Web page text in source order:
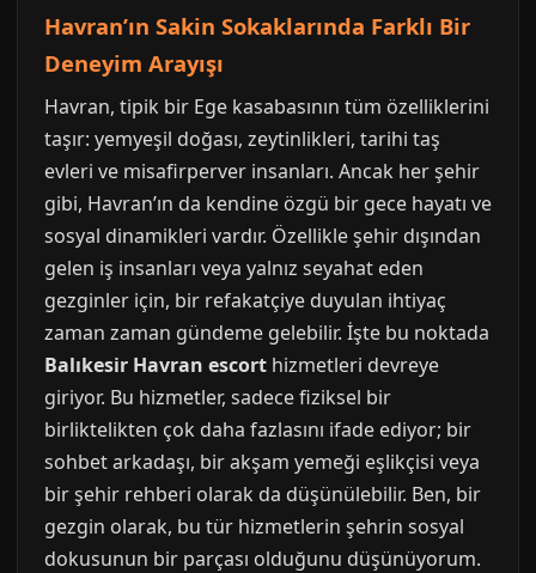
Havran’ın Sakin Sokaklarında Farklı Bir
Deneyim Arayışı
Havran, tipik bir Ege kasabasının tüm özelliklerini
taşır: yemyeşil doğası, zeytinlikleri, tarihi taş
evleri ve misafirperver insanları. Ancak her şehir
gibi, Havran’ın da kendine özgü bir gece hayatı ve
sosyal dinamikleri vardır. Özellikle şehir dışından
gelen iş insanları veya yalnız seyahat eden
gezginler için, bir refakatçiye duyulan ihtiyaç
zaman zaman gündeme gelebilir. İşte bu noktada
Balıkesir Havran escort hizmetleri devreye
giriyor. Bu hizmetler, sadece fiziksel bir
birliktelikten çok daha fazlasını ifade ediyor; bir
sohbet arkadaşı, bir akşam yemeği eşlikçisi veya
bir şehir rehberi olarak da düşünülebilir. Ben, bir
gezgin olarak, bu tür hizmetlerin şehrin sosyal
dokusunun bir parçası olduğunu düşünüyorum.